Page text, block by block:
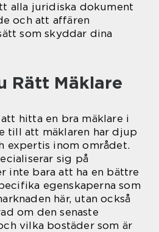
alla juridiska dokument
och att affären
som skyddar dina
Rätt Mäklare
hitta en bra mäklare i
till att mäklaren har djup
expertis inom området.
sig på
inte bara att ha en bättre
egenskaperna som
här, utan också
om den senaste
vilka bostäder som är